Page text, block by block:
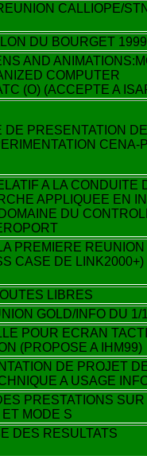
CALLIOPE/
DU BOURGET 1999
AND
COMPUTER
(O) (ACCEPTE A
DE PRESENTATION
CENA-
A LA CONDUITE
APPLIQUEE EN
DU
PREMIERE
CASE DE LINK2000+)
LIBRES
GOLD/INFO DU 1/
POUR ECRAN
(PROPOSE A IHM99)
DE PROJET
A USAGE
PRESTATIONS
MODE S
DES RESULTATS